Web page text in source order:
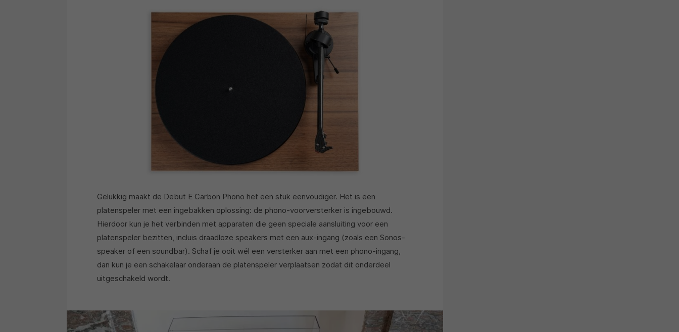
Gelukkig maakt de Debut E Carbon Phono het een stuk eenvoudiger. Het is een
platenspeler met een ingebakken oplossing: de phono-voorversterker is ingebouwd.
Hierdoor kun je het verbinden met apparaten die geen speciale aansluiting voor een
platenspeler bezitten, incluis draadloze speakers met een aux-ingang (zoals een Sonos-
speaker of een soundbar). Schaf je ooit wél een versterker aan met een phono-ingang,
dan kun je een schakelaar onderaan de platenspeler verplaatsen zodat dit onderdeel
uitgeschakeld wordt.